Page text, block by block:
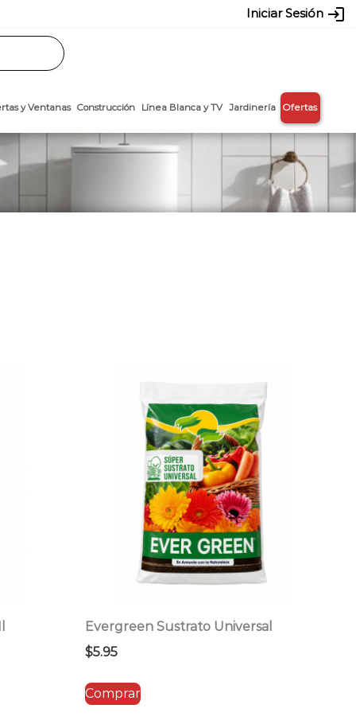
Iniciar Sesión login
Línea Blanca y
Evergreen Sustrato Universal
$5.95
Comprar